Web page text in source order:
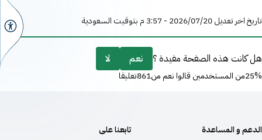
تاريخ اخر تعديل 20‏/07‏/2026 - 3:57 م بتوقيت السعودية
هل كانت هذه الصفحة مفيدة ؟ نعم لا
25%من المستخدمين قالوا نعم من861تعليقا
الدعم و المساعدة
تابعنا على